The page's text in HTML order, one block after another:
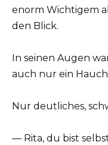
enorm Wichtigem
den Blick.
In seinen Augen
auch nur ein
Nur deutliches,
— Rita, du bist